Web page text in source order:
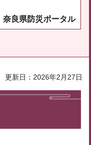
奈良県防災ポータル
更新日：2026年2月27日